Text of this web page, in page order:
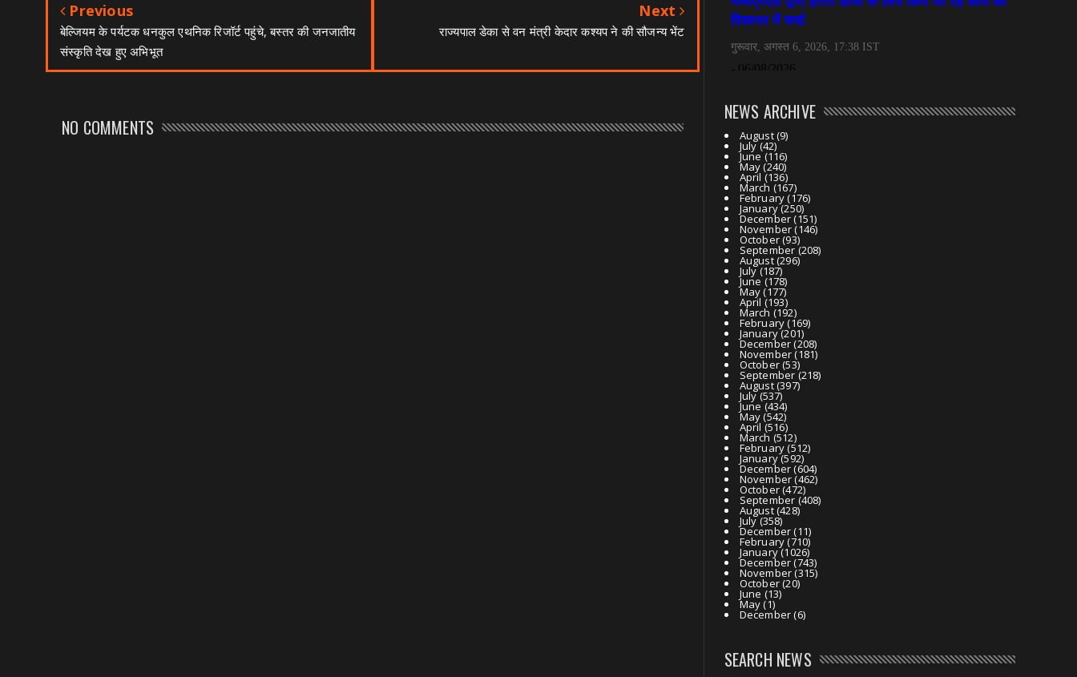
Previous
बेल्जियम के पर्यटक धनकुल एथनिक रिजॉर्ट पहुंचे, बस्तर की जनजातीय
संस्कृति देख हुए अभिभूत
Next
राज्यपाल डेका से वन मंत्री केदार कश्यप ने की सौजन्य भेंट
NO COMMENTS
NEWS ARCHIVE
August(9)
July(42)
June(116)
May(240)
April (136)
March (167)
February(176)
January(250)
December(151)
November(146)
October(93)
September(208)
August(296)
July(187)
June(178)
May(177)
April (193)
March (192)
February(169)
January(201)
December(208)
November(181)
October(53)
September(218)
August(397)
July(537)
June(434)
May(542)
April (516)
March (512)
February(512)
January(592)
December(604)
November(462)
October(472)
September (408)
August(428)
July(358)
December(11)
February(710)
January(1026)
December(743)
November(315)
October(20)
June (13)
May(1)
December(6)
SEARCH NEWS